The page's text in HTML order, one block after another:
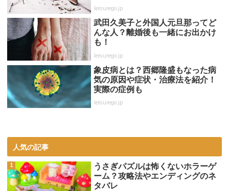
leisurego.jp
武田久美子と外国人元旦那ってど
んな人？離婚後も一緒にお出かけ
も！
leisurego.jp
象皮病とは？西郷隆盛もなった病
気の原因や症状・治療法を紹介！
実際の症例も
leisurego.jp
人気の記事
うさぎパズルは怖くないホラーゲ
ーム？攻略法やエンディングのネ
タバレ